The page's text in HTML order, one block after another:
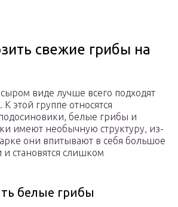
свежие грибы на
виде лучше всего подходят
этой группе относятся
белые грибы и
имеют необычную структуру, из-
они впитывают в себя большое
и становятся слишком
белые грибы